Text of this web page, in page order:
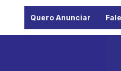
Quero Anunciar